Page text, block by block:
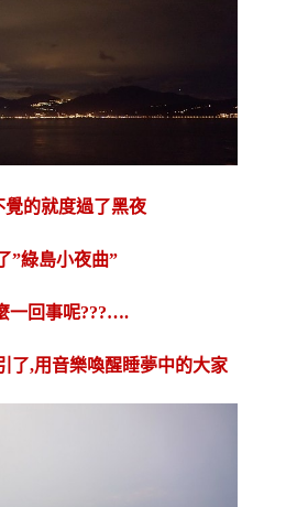
覺的就度過了黑夜
”綠島小夜曲”
一回事呢???….
了,用音樂喚醒睡夢中的大家